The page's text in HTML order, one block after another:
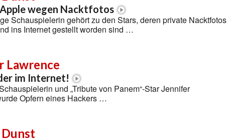
wegen Nacktfotos
Schauspielerin gehört zu den Stars, deren private Nacktfotos
ins Internet gestellt worden sind …
Lawrence
im Internet!
und „Tribute von Panem“-Star Jennifer
Opfern eines Hackers …